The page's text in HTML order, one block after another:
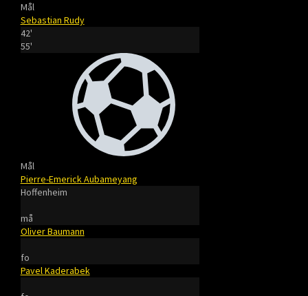
Mål
Sebastian Rudy
42'
55'
Mål
Pierre-Emerick Aubameyang
Hoffenheim
må
Oliver Baumann
fo
Pavel Kaderabek